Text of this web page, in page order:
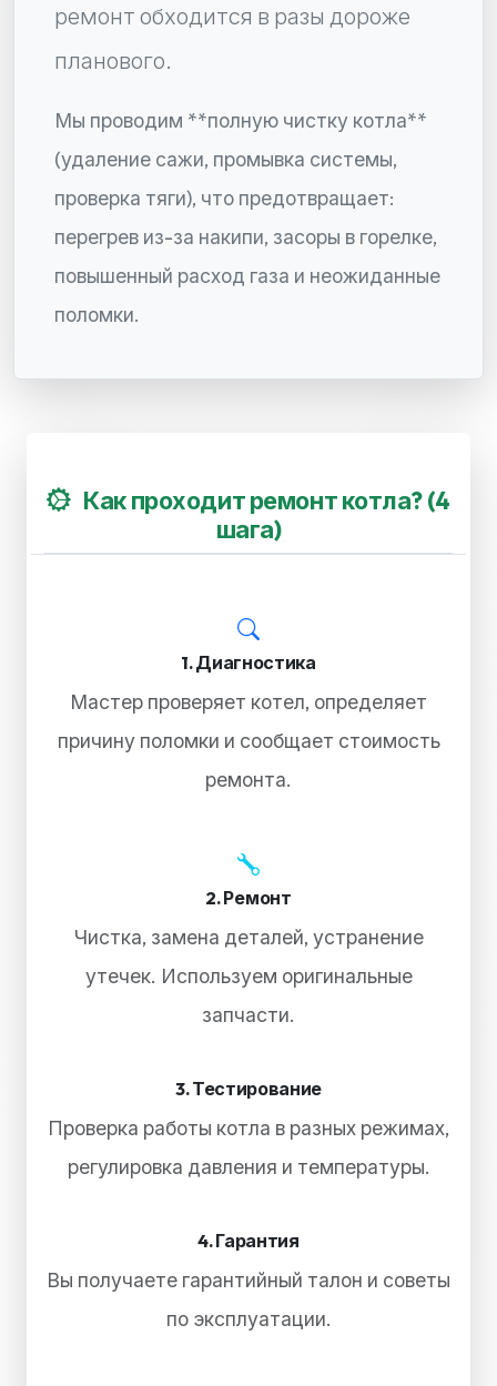
ремонт обходится в разы дороже
планового.
Мы проводим **полную чистку котла**
(удаление сажи, промывка системы,
проверка тяги), что предотвращает:
перегрев из-за накипи, засоры в горелке,
повышенный расход газа и неожиданные
поломки.
Как проходит ремонт котла? (4
шага)
1. Диагностика
Мастер проверяет котел, определяет
причину поломки и сообщает стоимость
ремонта.
2. Ремонт
Чистка, замена деталей, устранение
утечек. Используем оригинальные
запчасти.
3. Тестирование
Проверка работы котла в разных режимах,
регулировка давления и температуры.
4. Гарантия
Вы получаете гарантийный талон и советы
по эксплуатации.